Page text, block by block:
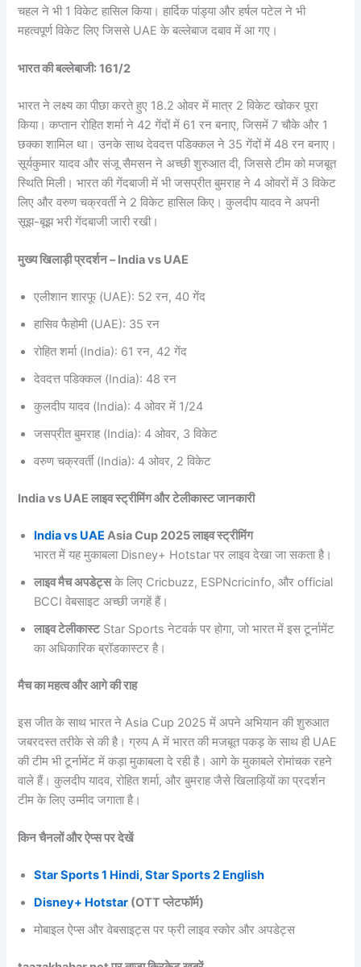
चहल ने भी 1 विकेट हासिल किया। हार्दिक पांड्या और हर्षल पटेल ने भी
महत्वपूर्ण विकेट लिए जिससे UAE के बल्लेबाज दबाव में आ गए।
भारत की बल्लेबाजी: 161/2
भारत ने लक्ष्य का पीछा करते हुए 18.2 ओवर में मात्र 2 विकेट खोकर पूरा
किया। कप्तान रोहित शर्मा ने 42 गेंदों में 61 रन बनाए, जिसमें 7 चौके और 1
छक्का शामिल था। उनके साथ देवदत्त पडिक्कल ने 35 गेंदों में 48 रन बनाए।
सूर्यकुमार यादव और संजू सैमसन ने अच्छी शुरुआत दी, जिससे टीम को मजबूत
स्थिति मिली। भारत की गेंदबाजी में भी जसप्रीत बुमराह ने 4 ओवरों में 3 विकेट
लिए और वरुण चक्रवर्ती ने 2 विकेट हासिल किए। कुलदीप यादव ने अपनी
सूझ-बूझ भरी गेंदबाजी जारी रखी।
मुख्य खिलाड़ी प्रदर्शन – India vs UAE
एलीशान शारफू (UAE): 52 रन, 40 गेंद
हासिव फैहोमी (UAE): 35 रन
रोहित शर्मा (India): 61 रन, 42 गेंद
देवदत्त पडिक्कल (India): 48 रन
कुलदीप यादव (India): 4 ओवर में 1/24
जसप्रीत बुमराह (India): 4 ओवर, 3 विकेट
वरुण चक्रवर्ती (India): 4 ओवर, 2 विकेट
India vs UAE लाइव स्ट्रीमिंग और टेलीकास्ट जानकारी
India vs UAEAsia Cup 2025 लाइव स्ट्रीमिंग
भारत में यह मुकाबला Disney+ Hotstar पर लाइव देखा जा सकता है।
लाइव मैच अपडेट्सके लिए Cricbuzz, ESPNcricinfo, और official
BCCI वेबसाइट अच्छी जगहें हैं।
लाइव टेलीकास्टStar Sports नेटवर्क पर होगा, जो भारत में इस टूर्नामेंट
का अधिकारिक ब्रॉडकास्टर है।
मैच का महत्व और आगे की राह
इस जीत के साथ भारत ने Asia Cup 2025 में अपने अभियान की शुरुआत
जबरदस्त तरीके से की है। ग्रुप A में भारत की मजबूत पकड़ के साथ ही UAE
की टीम भी टूर्नामेंट में कड़ा मुकाबला दे रही है। आगे के मुकाबले रोमांचक रहने
वाले हैं। कुलदीप यादव, रोहित शर्मा, और बुमराह जैसे खिलाड़ियों का प्रदर्शन
टीम के लिए उम्मीद जगाता है।
किन चैनलों और ऐप्स पर देखें
Star Sports 1 Hindi, Star Sports 2 English
Disney+ Hotstar (OTT प्लेटफॉर्म)
मोबाइल ऐप्स और वेबसाइट्स पर फ्री लाइव स्कोर और अपडेट्स